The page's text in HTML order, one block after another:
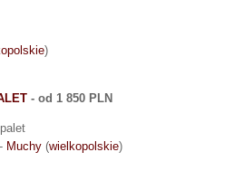
)
- od 1 850 PLN
Muchy (wielkopolskie)